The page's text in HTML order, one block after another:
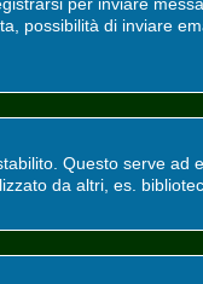
possibilità di inviare
Questo serve
da altri, es.